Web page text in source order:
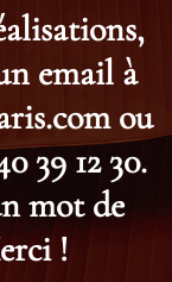
email à
ou
39 12 30.
mot de
!